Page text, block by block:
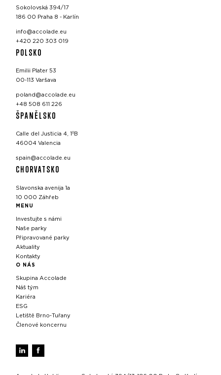
Sokolovská 394/17
186 00 Praha 8 - Karlín
info@accolade.eu
+420 220 303 019
POLSKO
Emilii Plater 53
00-113 Varšava
poland@accolade.eu
+48 508 611 226
ŠPANĚLSKO
Calle del Justicia 4, 1ºB
46004 Valencia
spain@accolade.eu
CHORVATSKO
Slavonska avenija 1a
10 000 Záhřeb
MENU
Investujte s námi
Naše parky
Připravované parky
Aktuality
Kontakty
O NÁS
Skupina Accolade
Náš tým
Kariéra
ESG
Letiště Brno‑Tuřany
Členové koncernu